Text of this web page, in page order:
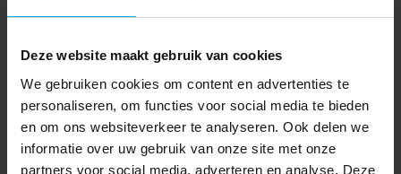
Deze website maakt gebruik van cookies
We gebruiken cookies om content en advertenties te
personaliseren, om functies voor social media te bieden
en om ons websiteverkeer te analyseren. Ook delen we
informatie over uw gebruik van onze site met onze
partners voor social media, adverteren en analyse. Deze